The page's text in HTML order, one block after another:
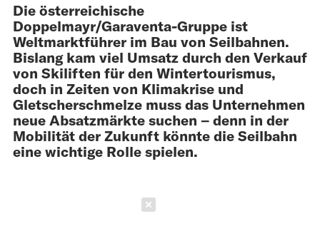
Die österreichische
Doppelmayr/Garaventa-Gruppe ist
Weltmarktführer im Bau von Seilbahnen.
Bislang kam viel Umsatz durch den Verkauf
von Skiliften für den Wintertourismus,
doch in Zeiten von Klima­krise und
Gletscherschmelze muss das Unternehmen
neue Absatz­märkte suchen – denn in der
Mobilität der Zukunft könnte die Seilbahn
eine wichtige Rolle spielen.